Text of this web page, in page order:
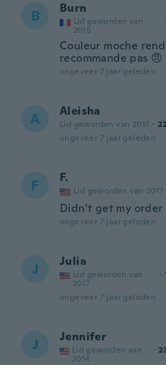
B Burn
Lid geworden van
2015
·
Couleur moche
recommande pas 😠
ongeveer 7 jaar geleden
A Aleisha
Lid geworden van 2017 · 22
ongeveer 7 jaar geleden
F F.
Lid geworden van 2017
Didn’t get my order
ongeveer 7 jaar geleden
J Julia
Lid geworden van
2017
·
ongeveer 7 jaar geleden
J Jennifer
Lid geworden van
2014
·